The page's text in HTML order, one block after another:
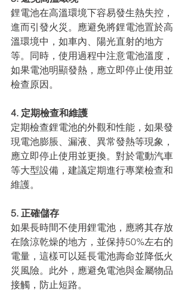
鋰電池在高溫環境下容易發生熱失控，
進而引發火災。應避免將鋰電池置於高
溫環境中，如車內、陽光直射的地方
等。同時，使用過程中注意電池溫度，
如果電池明顯發熱，應立即停止使用並
檢查原因。
4. 定期檢查和維護
定期檢查鋰電池的外觀和性能，如果發
現電池膨脹、漏液、異常發熱等現象，
應立即停止使用並更換。對於電動汽車
等大型設備，建議定期進行專業檢查和
維護。
5. 正確儲存
如果長時間不使用鋰電池，應將其存放
在陰涼乾燥的地方，並保持50%左右的
電量，這樣可以延長電池壽命並降低火
災風險。此外，應避免電池與金屬物品
接觸，防止短路。